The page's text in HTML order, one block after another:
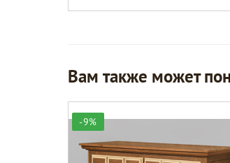
Вам также может
-9%